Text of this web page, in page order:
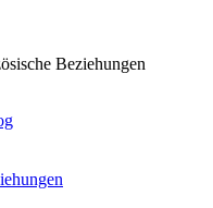
Beziehungen